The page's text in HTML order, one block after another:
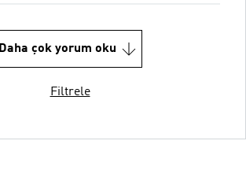
Daha çok yorum oku
Filtrele